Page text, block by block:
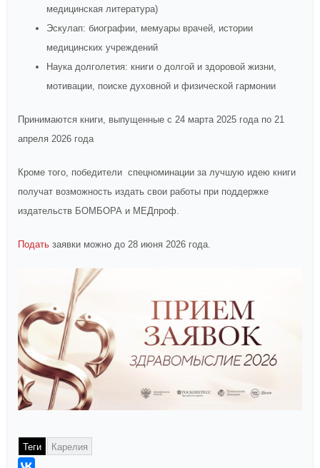
медицинская литература)
Эскулап: биографии, мемуары врачей, истории
медицинских учреждений
Наука долголетия: книги о долгой и здоровой жизни,
мотивации, поиске духовной и физической гармонии
Принимаются книги, выпущенные с 24 марта 2025 года по 21
апреля 2026 года
Кроме того, победители спецноминации за лучшую идею книги
получат возможность издать свои работы при поддержке
издательств БОМБОРА и МЕДпроф.
Подать заявки можно до 28 июня 2026 года.
Теги Карелия